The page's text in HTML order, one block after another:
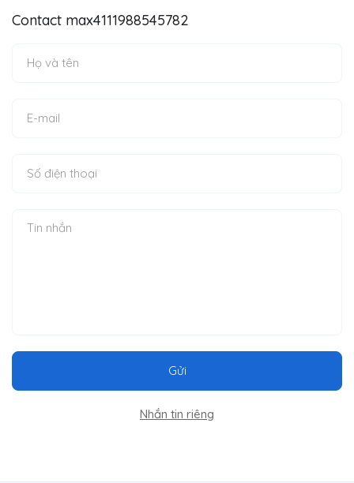
Contact max4111988545782
Gửi
Nhắn tin riêng